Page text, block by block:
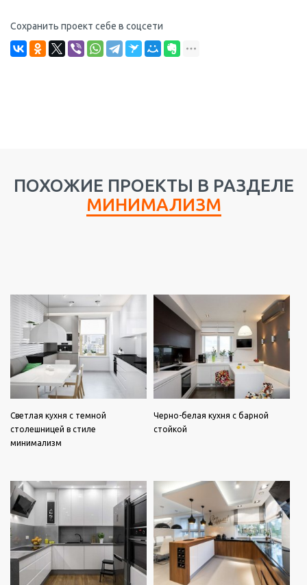
Сохранить проект себе в соцсети
ПОХОЖИЕ ПРОЕКТЫ В РАЗДЕЛЕ
МИНИМАЛИЗМ
Светлая кухня с темной
столешницей в стиле
минимализм
Черно-белая кухня с барной
стойкой